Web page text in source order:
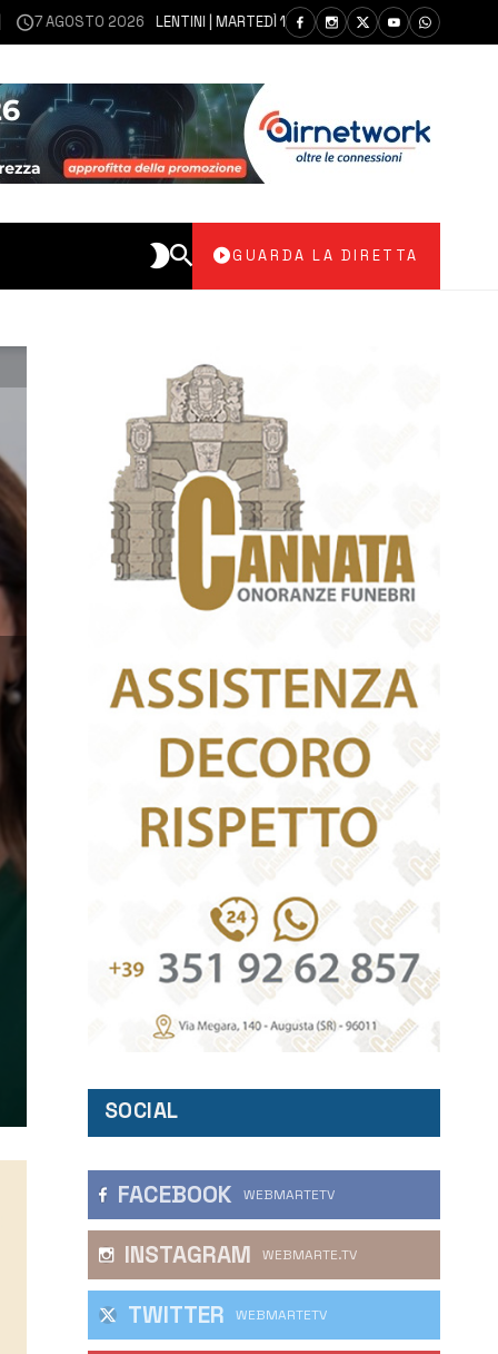
2026 LENTINI | MARTEDÌ 11 AGOSTO SEDUTA DI CONSIGLIO
GUARDA LA DIRETTA
SOCIAL
FACEBOOK WEBMARTETV
INSTAGRAM WEBMARTE.TV
TWITTER WEBMARTETV